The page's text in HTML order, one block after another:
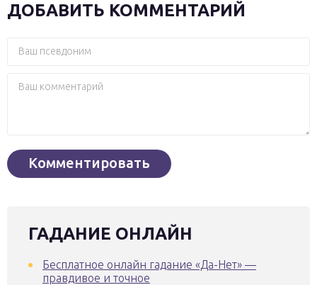
ДОБАВИТЬ КОММЕНТАРИЙ
ГАДАНИЕ ОНЛАЙН
Бесплатное онлайн гадание «Да-Нет» —
правдивое и точное